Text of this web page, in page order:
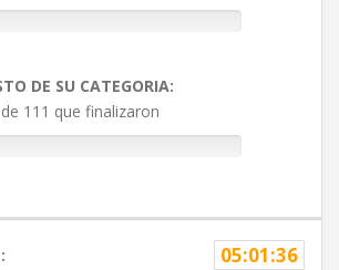
DE SU CATEGORIA:
111 que finalizaron
05:01:36